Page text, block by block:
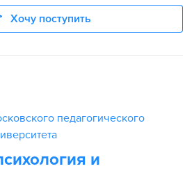
Хочу поступить
педагогического
и